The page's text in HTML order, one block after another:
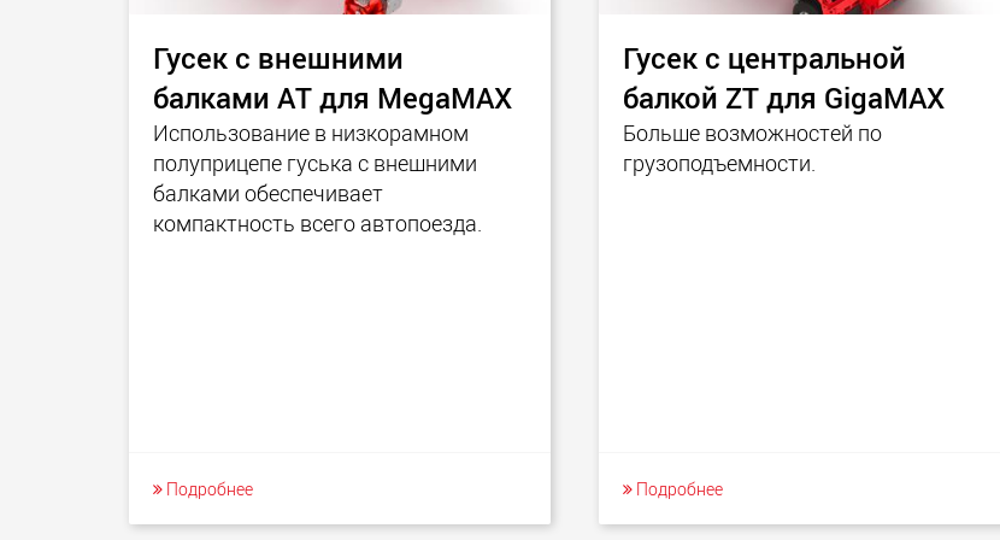
Гусек с внешними
балками AT для MegaMAX
Использование в низкорамном
полуприцепе гуська с внешними
балками обеспечивает
компактность всего автопоезда.
Подробнее
Гусек с центральной
балкой ZT для GigaMAX
Больше возможностей по
грузоподъемности.
Подробнее